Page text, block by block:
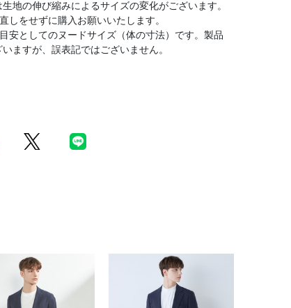
地の伸び縮みによるサイズの変化がございます。
しをせずに購入お願いいたします。
安としてのヌードサイズ（体の寸法）です。製品
ますが、誤表記ではございません。